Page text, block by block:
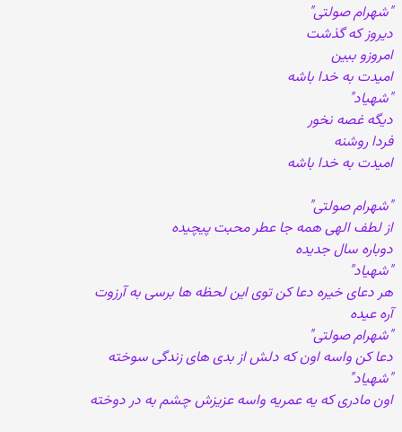
"شهرام صولتی"
دیروز که گذشت
امروزو ببین
امیدت به خدا باشه
"شهیاد"
دیگه غصه نخور
فردا روشنه
امیدت به خدا باشه
"شهرام صولتی"
از لطف الهی همه جا عطر محبت پیچیده
دوباره سال جدیده
"شهیاد"
هر دعای خیره دعا کن توی این لحظه ها برسی به آرزوت
آره عیده
"شهرام صولتی"
دعا کن واسه اون که دلش از بدی های زندگی سوخته
"شهیاد"
اون مادری که یه عمریه واسه عزیزش چشم به در دوخته